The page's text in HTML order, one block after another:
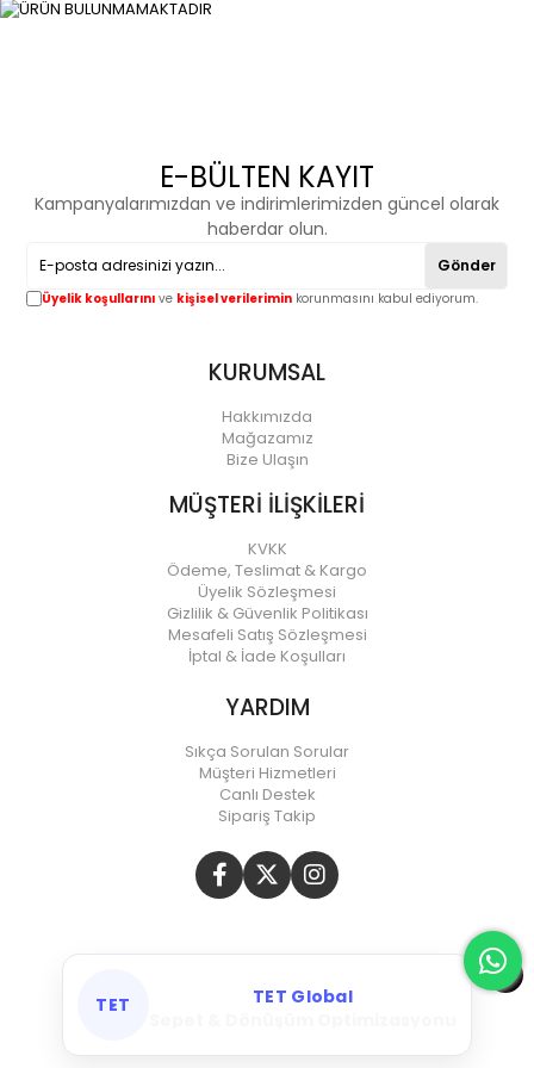
E-BÜLTEN KAYIT
Kampanyalarımızdan ve indirimlerimizden güncel olarak
haberdar olun.
Gönder
Üyelik koşullarını ve kişisel verilerimin korunmasını kabul ediyorum.
KURUMSAL
Hakkımızda
Mağazamız
Bize Ulaşın
MÜŞTERİ İLİŞKİLERİ
KVKK
Ödeme, Teslimat & Kargo
Üyelik Sözleşmesi
Gizlilik & Güvenlik Politikası
Mesafeli Satış Sözleşmesi
İptal & İade Koşulları
YARDIM
Sıkça Sorulan Sorular
Müşteri Hizmetleri
Canlı Destek
Sipariş Takip
TET
TET Global